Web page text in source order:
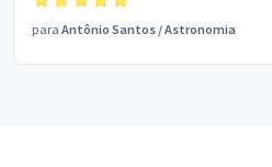
para Antônio Santos /Astronomia